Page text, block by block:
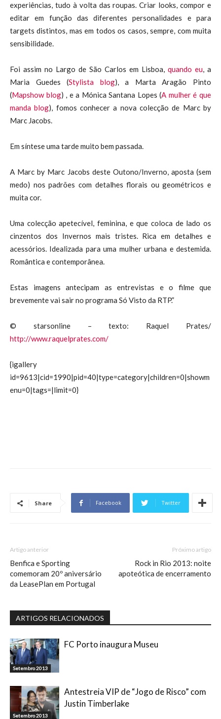
experiências, tudo à volta das roupas. Criar looks, compor e
editar em função das diferentes personalidades e para
targets distintos, mas em todos os casos, sempre, com muita
sensibilidade.
Foi assim no Largo de São Carlos em Lisboa, quando eu, a
Maria Guedes (Stylista blog), a Marta Aragão Pinto
(Mapshow blog) , e a Mónica Santana Lopes (A mulher é que
manda blog), fomos conhecer a nova colecção de Marc by
Marc Jacobs.
Em síntese uma tarde muito bem passada.
A Marc by Marc Jacobs deste Outono/Inverno, aposta (sem
medo) nos padrões com detalhes florais ou geométricos e
muita cor.
Uma colecção apetecível, feminina, e que coloca de lado os
cinzentos dos Invernos mais tristes. Rica em detalhes e
acessórios. Idealizada para uma mulher urbana e destemida.
Romântica e contemporânea.
Estas imagens antecipam as entrevistas e o filme que
brevemente vai sair no programa Só Visto da RTP.”
© starsonline – texto: Raquel Prates/
http://www.raquelprates.com/
{igallery
id=9613|cid=1990|pid=40|type=category|children=0|showm
enu=0|tags=|limit=0}
Share Facebook Twitter
Artigo anterior
Benfica e Sporting
comemoram 20º aniversário
da LeasePlan em Portugal
Próximo artigo
Rock in Rio 2013: noite
apoteótica de encerramento
ARTIGOS RELACIONADOS
Setembro 2013
FC Porto inaugura Museu
Setembro 2013
Antestreia VIP de “Jogo de Risco” com
Justin Timberlake